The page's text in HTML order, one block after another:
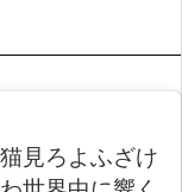
見ろよふざけ